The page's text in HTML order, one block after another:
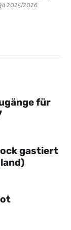
2025/2026
für
gastiert